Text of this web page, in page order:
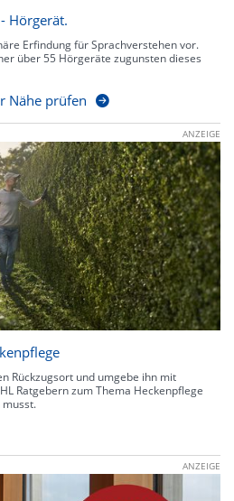
Hörgerät.
Erfindung für Sprachverstehen vor.
über 55 Hörgeräte zugunsten dieses
Nähe prüfen
ANZEIGE
Rückzugsort und umgebe ihn mit
Ratgebern zum Thema Heckenpflege
musst.
ANZEIGE